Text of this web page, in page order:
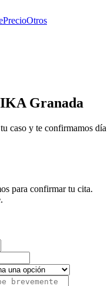
PrecioOtros
Granada
caso y te confirmamos día
para confirmar tu cita.